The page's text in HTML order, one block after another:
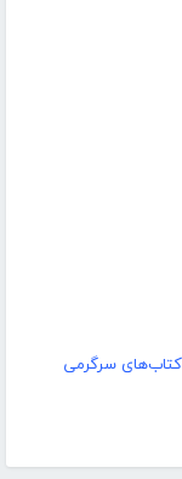
کتاب‌های سرگرمی